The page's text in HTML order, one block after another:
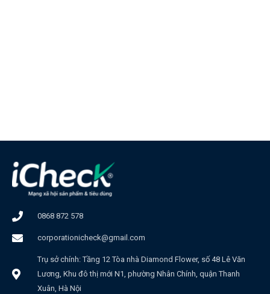
0868 872 578
corporationicheck@gmail.com
Trụ sở chính: Tầng 12 Tòa nhà Diamond Flower, số 48 Lê Văn
Lương, Khu đô thị mới N1, phường Nhân Chính, quận Thanh
Xuân, Hà Nội